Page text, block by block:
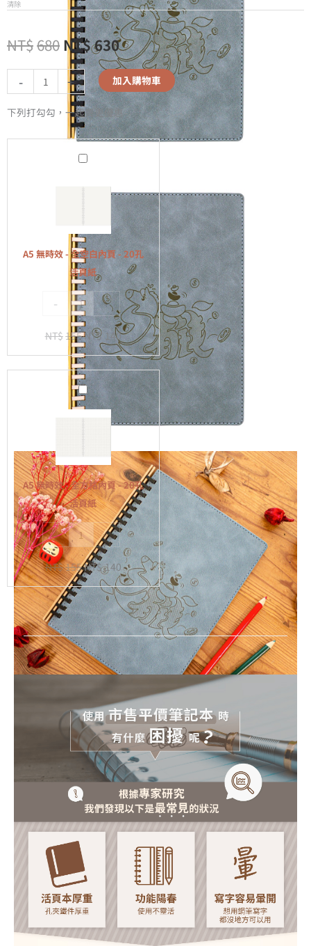
清除
NT$680 NT$630
- + 加入購物車
下列打勾勾，一起買更優惠
A5
效
-
全
空
白
內
頁
-
20
孔
活
頁
A5 無時效 - 全空白內頁 - 20孔
活頁紙
- +
NT$155NT$ 140
A5
無
效
-
全
方
格
內
頁
-
20
活
頁
紙
A5 無時效 - 全方格內頁 - 20孔
活頁紙
- +
NT$155NT$140